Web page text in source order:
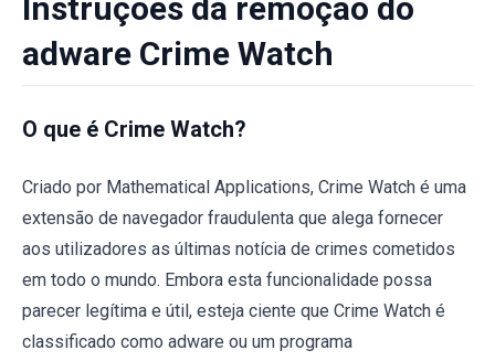
Instruções da remoção do
adware Crime Watch
O que é Crime Watch?
Criado por Mathematical Applications, Crime Watch é uma
extensão de navegador fraudulenta que alega fornecer
aos utilizadores as últimas notícia de crimes cometidos
em todo o mundo. Embora esta funcionalidade possa
parecer legítima e útil, esteja ciente que Crime Watch é
classificado como adware ou um programa